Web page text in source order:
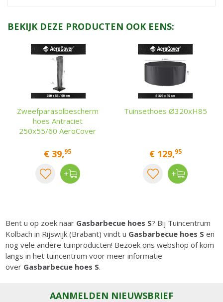
BEKIJK DEZE PRODUCTEN OOK EENS:
Zweefparasolbescherm
hoes Antraciet
250x55/60 AeroCover
€ 39,95
Tuinsethoes Ø320xH85
€ 129,95
Bent u op zoek naar Gasbarbecue hoes S? Bij Tuincentrum
Kolbach in Rijswijk (Brabant) vindt u Gasbarbecue hoes S en
nog vele andere tuinproducten! Bezoek ons webshop of kom
langs in het tuincentrum voor meer informatie
over Gasbarbecue hoes S.
AANMELDEN NIEUWSBRIEF